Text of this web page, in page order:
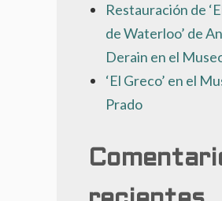
Restauración de
de Waterloo’ de
Derain en el
‘El Greco’ en el
Prado